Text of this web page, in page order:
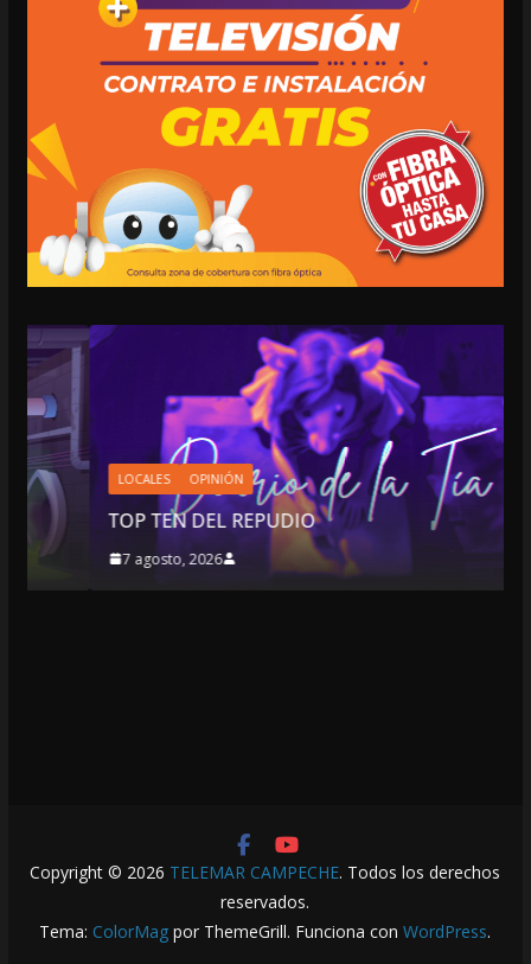
LOCALES OPINIÓN
TOP TEN DEL REPUDIO
7 agosto, 2026
Copyright © 2026 TELEMAR CAMPECHE. Todos los derechos
reservados.
Tema: ColorMag por ThemeGrill. Funciona conWordPress.